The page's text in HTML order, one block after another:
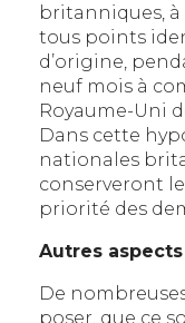
britanniques,
tous points
d’origine,
neuf mois à
Royaume-Uni
Dans cette
nationales
conserveront
priorité des
Autres
De
poser, que ce